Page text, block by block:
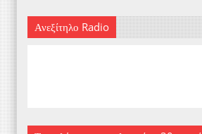
Ανεξίτηλο Radio